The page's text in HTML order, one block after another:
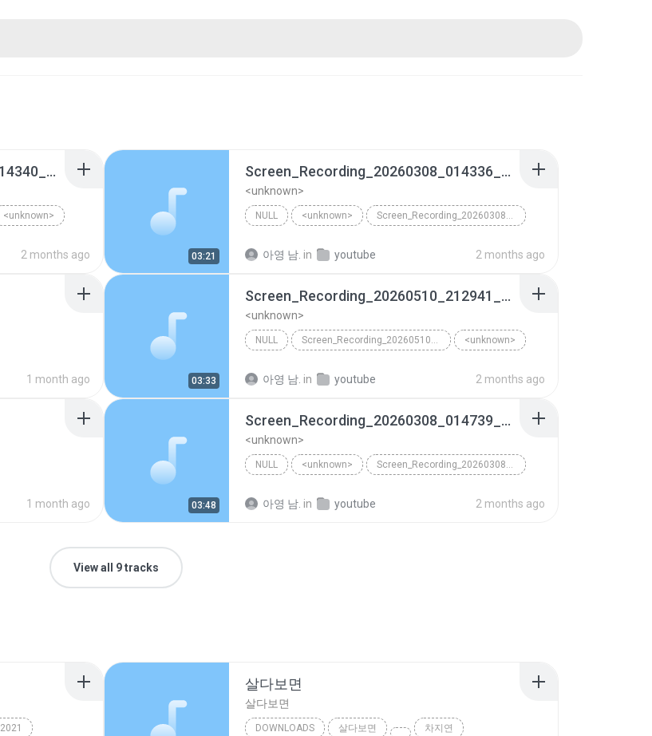
Screen_Recording_20260510_214340_Chrome
<unknown>
2 months ago 03:21
Screen_Recording_20260308_014336_Chrome
<unknown>
NULL <unknown> Screen_Recording_20260308_014336_Chrome
아영 남. in youtube 2 months ago
1 month ago 03:33
Screen_Recording_20260510_212941_Chrome
<unknown>
NULL Screen_Recording_20260510_212941_Chrome <unknown>
아영 남. in youtube 2 months ago
1 month ago 03:48
Screen_Recording_20260308_014739_Chrome
<unknown>
NULL <unknown> Screen_Recording_20260308_014739_Chrome
아영 남. in youtube 2 months ago
View all 9 tracks
2021
살다보면
살다보면
DOWNLOADS 살다보면 차지연